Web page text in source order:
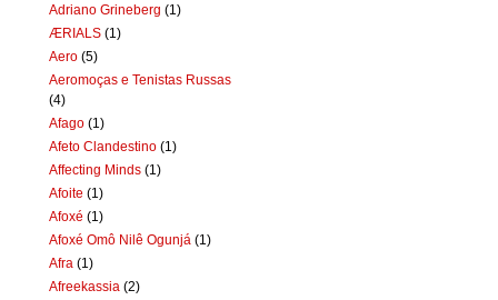
Adriano Grineberg (1)
ÆRIALS (1)
Aero (5)
Aeromoças e Tenistas Russas
(4)
Afago (1)
Afeto Clandestino (1)
Affecting Minds (1)
Afoite (1)
Afoxé (1)
Afoxé Omô Nilê Ogunjá (1)
Afra (1)
Afreekassia (2)